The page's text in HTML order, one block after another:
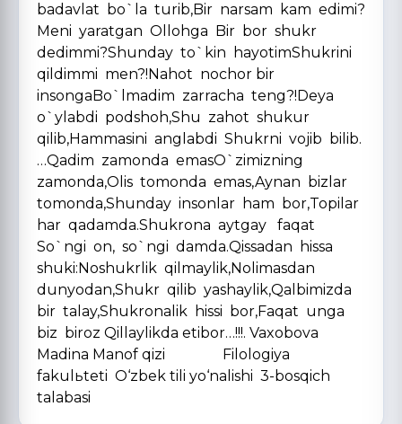
badavlat bo`la turib,Bir narsam kam edimi?
Meni yaratgan Ollohga Bir bor shukr
dedimmi?Shunday to`kin hayotimShukrini
qildimmi men?!Nahot nochor bir
insongaBo`lmadim zarracha teng?!Deya
o`ylabdi podshoh,Shu zahot shukur
qilib,Hammasini anglabdi Shukrni vojib bilib.
…Qadim zamonda emasO`zimizning
zamonda,Olis tomonda emas,Aynan bizlar
tomonda,Shunday insonlar ham bor,Topilar
har qadamda.Shukrona aytgay faqat
So`ngi on, so`ngi damda.Qissadan hissa
shuki:Noshukrlik qilmaylik,Nolimasdan
dunyodan,Shukr qilib yashaylik,Qalbimizda
bir talay,Shukronalik hissi bor,Faqat unga
biz biroz Qillaylikda etibor…!!!. Vaxobova
Madina Manof qizi Filologiya
fakulьteti O‘zbek tili yo‘nalishi 3-bosqich
talabasi